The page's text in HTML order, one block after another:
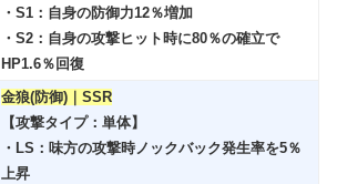
・S1：自身の防御力12％増加
・S2：自身の攻撃ヒット時に80％の確立で
HP1.6％回復
金狼(防御)｜SSR
【攻撃タイプ：単体】
・LS：味方の攻撃時ノックバック発生率を5％
上昇